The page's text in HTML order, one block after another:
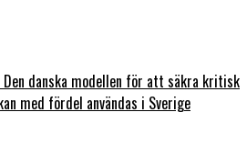
Den danska modellen för att säkra kritisk
med fördel användas i Sverige